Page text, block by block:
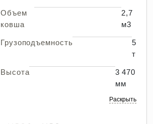
Объем
ковша
2,7
м3
Грузоподъемность
5
т
Высота
3 470
мм
Раскрыть